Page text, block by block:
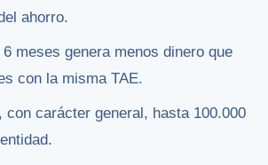
ahorro.
meses genera menos dinero que
con la misma TAE.
con carácter general, hasta 100.000